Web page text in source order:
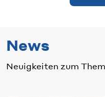
News
Neuigkeiten zum